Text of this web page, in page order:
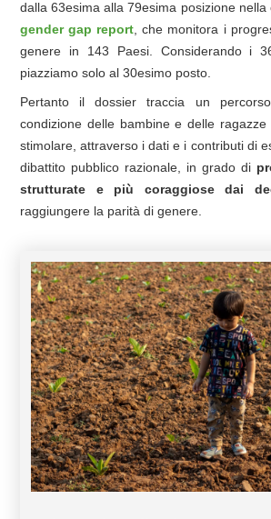
dalla 63esima alla 79esima posizione nella
gender gap report , che monitora i
genere in 143 Paesi. Considerando i
piazziamo solo al 30esimo posto.
Pertanto il dossier traccia un
condizione delle bambine e delle
stimolare, attraverso i dati e i contributi di
dibattito pubblico razionale, in grado di
strutturate e più coraggiose dai
raggiungere la parità di genere.